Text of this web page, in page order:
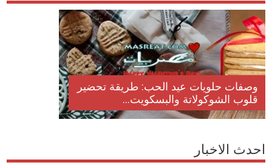
وصفات حلويات عيد الحب: طريقة تحضير
قلوب الشوكولاتة والبسكويت...
احدث الاخبار